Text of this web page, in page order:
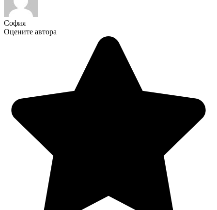
София
Оцените автора